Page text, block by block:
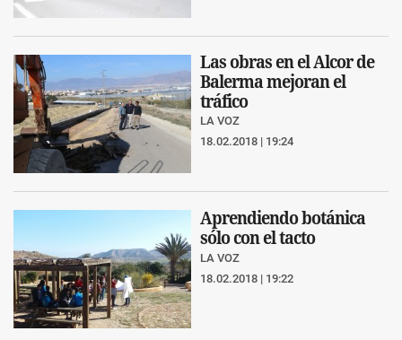
Las obras en el Alcor de
Balerma mejoran el
tráfico
LA VOZ
18.02.2018 | 19:24
Aprendiendo botánica
sólo con el tacto
LA VOZ
18.02.2018 | 19:22